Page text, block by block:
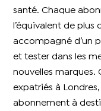
santé. Chaque
l’équivalent de
accompagné d’un
et tester dans les
nouvelles marques.
expatriés à
abonnement à